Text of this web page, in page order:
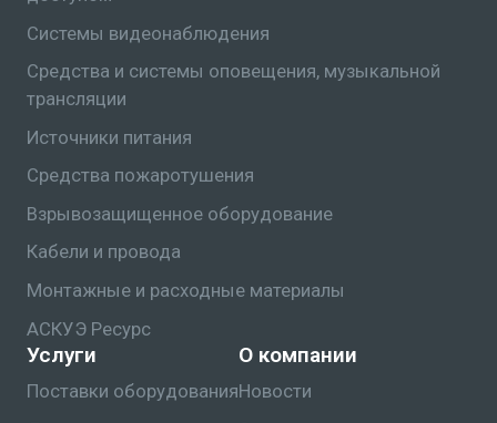
Системы видеонаблюдения
Средства и системы оповещения, музыкальной
трансляции
Источники питания
Средства пожаротушения
Взрывозащищенное оборудование
Кабели и провода
Монтажные и расходные материалы
АСКУЭ Ресурс
Услуги
Поставки оборудования
О компании
Новости